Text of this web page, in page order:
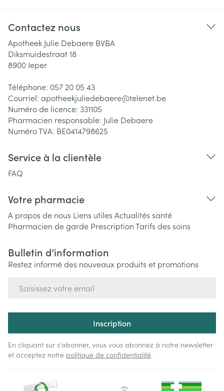
Contactez nous
Apotheek Julie Debaere BVBA
Diksmuidestraat 18
8900 Ieper
Téléphone: 057 20 05 43
Courriel: apotheekjuliedebaere@telenet.be
Numéro de licence: 331105
Pharmacien responsable: Julie Debaere
Numéro TVA: BE0414798625
Service à la clientèle
FAQ
Votre pharmacie
A propos de nous Liens utiles Actualités santé
Pharmacien de garde PrescriptionTarifs des soins
Bulletin d’information
Restez informé des nouveaux produits et promotions
Inscription
En cliquant sur s'abonner, vous vous abonnez à notre newsletter
et acceptez notre politique de confidentialité.